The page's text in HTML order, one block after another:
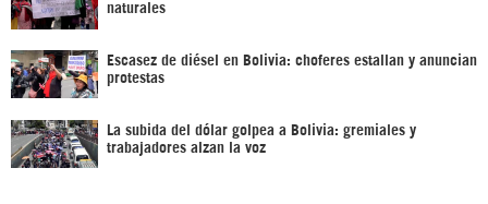
naturales
Escasez de diésel en Bolivia: choferes estallan y anuncian
protestas
La subida del dólar golpea a Bolivia: gremiales y
trabajadores alzan la voz